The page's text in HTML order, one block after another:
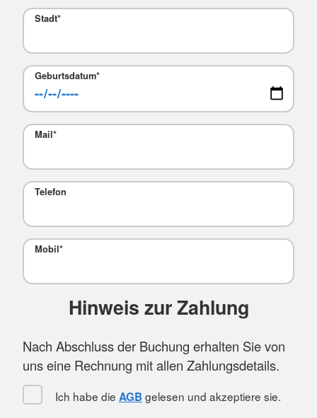
Stadt*
Geburtsdatum*
Mail*
Telefon
Mobil*
Hinweis zur Zahlung
Nach Abschluss der Buchung erhalten Sie von
uns eine Rechnung mit allen Zahlungsdetails.
Ich habe die AGB gelesen und akzeptiere sie.